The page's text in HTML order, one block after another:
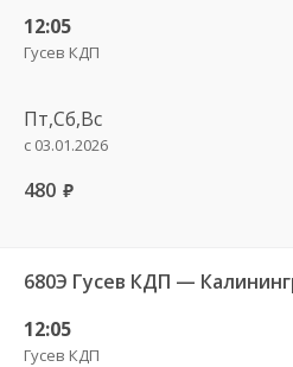
12:05
Гусев КДП
Пт,Сб,Вс
с 03.01.2026
480 руб.
12:05
Гусев КДП